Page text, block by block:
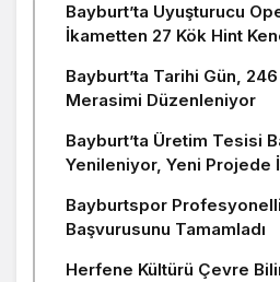
Bayburt’ta Uyuşturucu
İkametten 27 Kök Hint
Bayburt’ta Tarihi Gün,
Merasimi Düzenleniyor
Bayburt’ta Üretim Tesisi
Yenileniyor, Yeni Projede
Bayburtspor
Başvurusunu Tamamladı
Herfene Kültürü Çevre